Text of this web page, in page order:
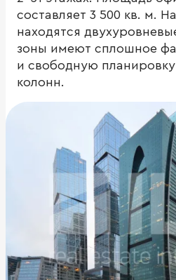
составляет 3 500 кв. м.
находятся
зоны имеют сплошное
и свободную
колонн.